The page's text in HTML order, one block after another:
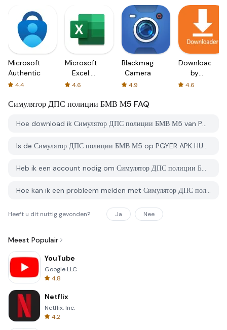
Microsoft
Authenticator
4.4
Microsoft
Excel:
Spreadsheets
4.6
Blackmagic
Camera
4.9
Downloader
by
AFTVnews
4.6
Симулятор ДПС полиции БМВ М5 FAQ
Hoe download ik Симулятор ДПС полиции БМВ М5 van PGYER APK HUB?
Is de Симулятор ДПС полиции БМВ М5 op PGYER APK HUB gratis te downloaden?
Heb ik een account nodig om Симулятор ДПС полиции БМВ М5 van PGYER APK HUB te downloaden?
Hoe kan ik een probleem melden met Симулятор ДПС полиции БМВ М5 op PGYER APK HUB?
Heeft u dit nuttig gevonden? Ja Nee
Meest Populair
YouTube
Google LLC
4.8
Netflix
Netflix, Inc.
4.2